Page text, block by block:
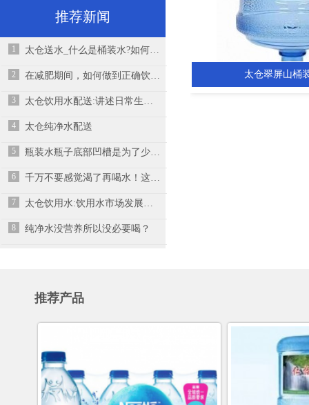
推荐新闻
1 太仓送水_什么是桶装水?如何饮用桶装水？
2 在减肥期间，如何做到正确饮水呢？
3 太仓饮用水配送:讲述日常生活中不良的饮水习惯，希望大家可以引起注意
4 太仓纯净水配送
5 瓶装水瓶子底部凹槽是为了少装水吗？你想错了
6 千万不要感觉渴了再喝水！这其实是“求救信号”！
7 太仓饮用水:饮用水市场发展有没有前景
8 纯净水没营养所以没必要喝？
太仓翠屏山桶
推荐产品